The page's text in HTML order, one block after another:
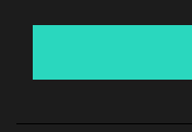
Λήγει σε: 00ημέρες |